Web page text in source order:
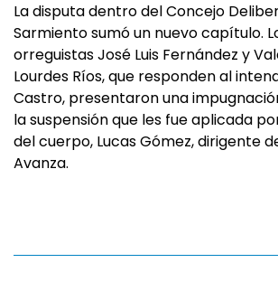
La disputa dentro del Concejo
Sarmiento sumó un nuevo capítulo.
orreguistas José Luis Fernández y
Lourdes Ríos, que responden al
Castro, presentaron una
la suspensión que les fue aplicada
del cuerpo, Lucas Gómez, dirigente
Avanza.